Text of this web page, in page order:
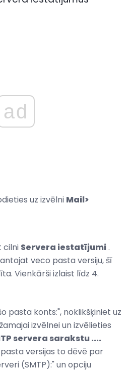
ad
uz izvēlni Mail>
cilni Servera iestatījumi.
veco pasta versiju, šī
Vienkārši izlaist līdz 4.
pasta konts:", noklikšķiniet uz
izvēlnei un izvēlieties
servera sarakstu ....
pasta versijas to dēvē par
(SMTP):" un opciju